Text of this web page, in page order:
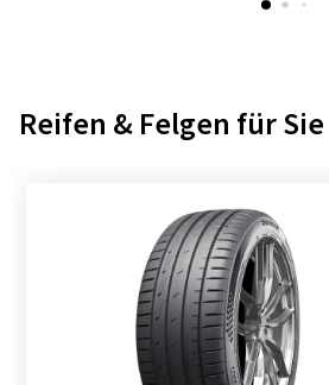
Reifen & Felgen für Sie